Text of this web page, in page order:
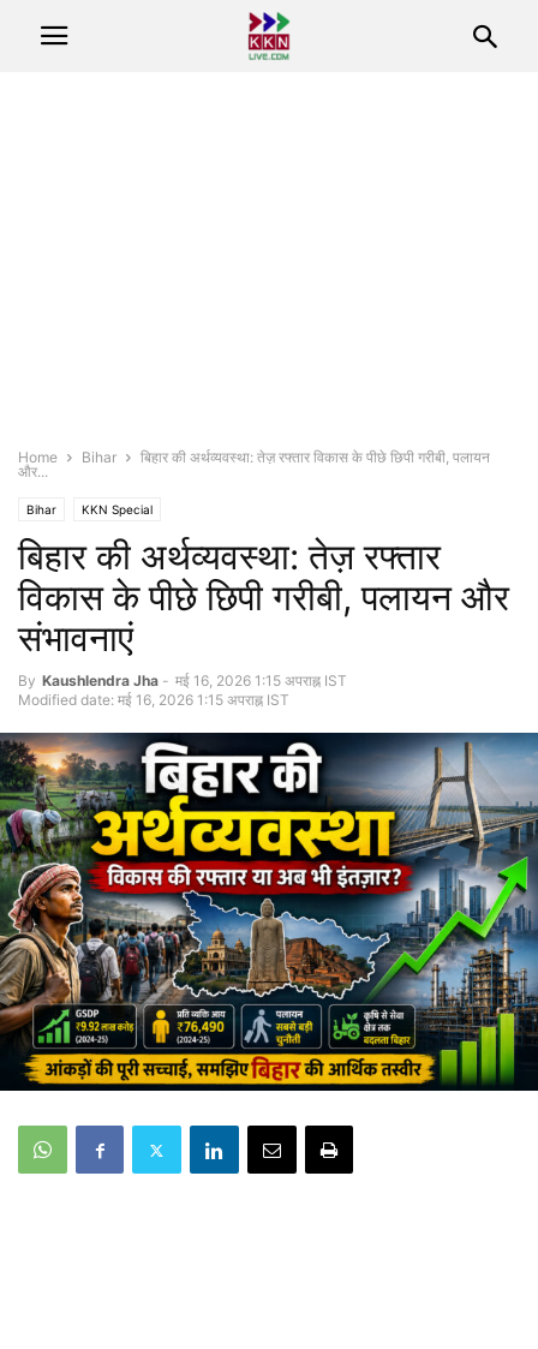
Home Bihar
बिहार की अर्थव्यवस्था: तेज़ रफ्तार विकास के पीछे छिपी गरीबी, पलायन
और...
Bihar KKN Special
बिहार की अर्थव्यवस्था: तेज़ रफ्तार
विकास के पीछे छिपी गरीबी, पलायन और
संभावनाएं
By Kaushlendra Jha - मई 16, 2026 1:15 अपराह्न IST
Modified date: मई 16, 2026 1:15 अपराह्न IST